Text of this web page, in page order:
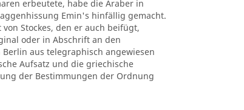
erbeutete, habe die Araber in
Emin's hinfällig gemacht.
Stockes, den er auch beifügt,
oder in Abschrift an den
aus telegraphisch angewiesen
Aufsatz und die griechische
der Bestimmungen der Ordnung